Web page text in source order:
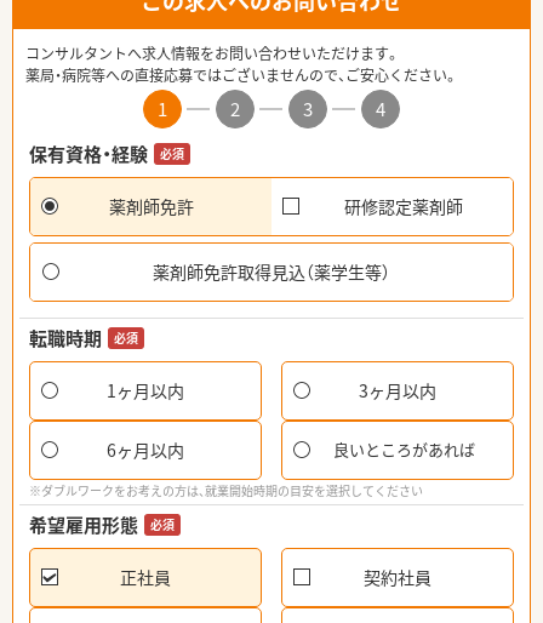
コンサルタントへ求人情報をお問い合わせいただけます。
薬局・病院等への直接応募ではございませんので、ご安心ください。
1 2 3
4
保有資格・経験
必須
薬剤師免許 研修認定薬剤師
薬剤師免許取得見込（薬学生等）
転職時期 必須
1ヶ月以内 3ヶ月以内
6ヶ月以内 良いところがあれば
※ダブルワークをお考えの方は、就業開始時期の目安を選択してください
希望雇用形態 必須
正社員 契約社員